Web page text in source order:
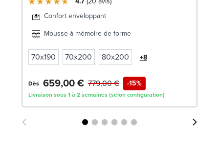
Confort enveloppant
Mousse à mémoire de forme
70x190 70x200 80x200 +8
Dès 659,00 € -15%
779,00 €
Livraison sous 1 à 2 semaines (selon configuration)